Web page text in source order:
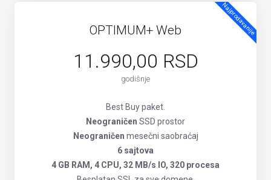
Najprodavanije
OPTIMUM+ Web
11.990,00 RSD
godišnje
Best Buy paket.
Neograničen SSD prostor
Neograničen mesečni saobraćaj
6 sajtova
4 GB RAM, 4 CPU, 32 MB/s IO, 320 procesa